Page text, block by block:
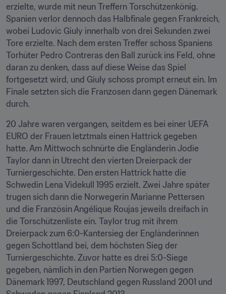
erzielte, wurde mit neun Treffern Torschützenkönig.
Spanien verlor dennoch das Halbfinale gegen Frankreich,
wobei Ludovic Giuly innerhalb von drei Sekunden zwei
Tore erzielte. Nach dem ersten Treffer schoss Spaniens
Torhüter Pedro Contreras den Ball zurück ins Feld, ohne
daran zu denken, dass auf diese Weise das Spiel
fortgesetzt wird, und Giuly schoss prompt erneut ein. Im
Finale setzten sich die Franzosen dann gegen Dänemark
durch.
20 Jahre waren vergangen, seitdem es bei einer UEFA
EURO der Frauen letztmals einen Hattrick gegeben
hatte. Am Mittwoch schnürte die Engländerin Jodie
Taylor dann in Utrecht den vierten Dreierpack der
Turniergeschichte. Den ersten Hattrick hatte die
Schwedin Lena Videkull 1995 erzielt. Zwei Jahre später
trugen sich dann die Norwegerin Marianne Pettersen
und die Französin Angélique Roujas jeweils dreifach in
die Torschützenliste ein. Taylor trug mit ihrem
Dreierpack zum 6:0-Kantersieg der Engländerinnen
gegen Schottland bei, dem höchsten Sieg der
Turniergeschichte. Zuvor hatte es drei 5:0-Siege
gegeben, nämlich in den Partien Norwegen gegen
Dänemark 1997, Deutschland gegen Russland 2001 und